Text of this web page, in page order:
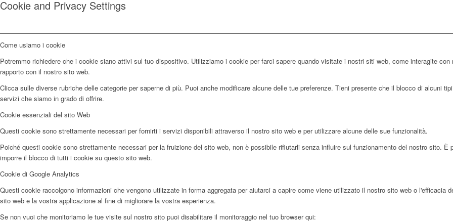
Cookie and Privacy Settings
Come usiamo i cookie
Potremmo richiedere che i cookie siano attivi sul tuo dispositivo. Utilizziamo i cookie per farci sapere quando visitate i nostri siti web, come interagite
rapporto con il nostro sito web.
Clicca sulle diverse rubriche delle categorie per saperne di più. Puoi anche modificare alcune delle tue preferenze. Tieni presente che il blocco di alcuni
servizi che siamo in grado di offrire.
Cookie essenziali del sito Web
Questi cookie sono strettamente necessari per fornirti i servizi disponibili attraverso il nostro sito web e per utilizzare alcune delle sue funzionalità.
Poiché questi cookie sono strettamente necessari per la fruizione del sito web, non è possibile rifiutarli senza influire sul funzionamento del nostro sito.
imporre il blocco di tutti i cookie su questo sito web.
Cookie di Google Analytics
Questi cookie raccolgono informazioni che vengono utilizzate in forma aggregata per aiutarci a capire come viene utilizzato il nostro sito web o l'efficacia
sito web e la vostra applicazione al fine di migliorare la vostra esperienza.
Se non vuoi che monitoriamo le tue visite sul nostro sito puoi disabilitare il monitoraggio nel tuo browser qui: